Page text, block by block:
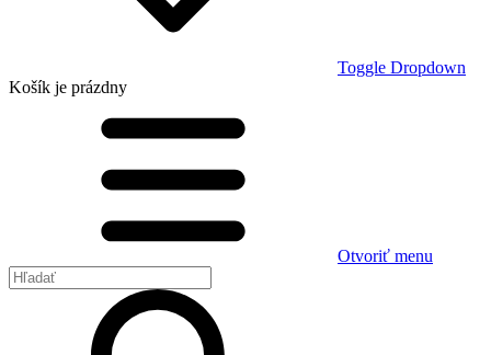
Toggle Dropdown
Košík je prázdny
Otvoriť menu